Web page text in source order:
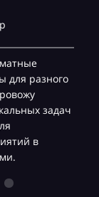
для разного
задач
в